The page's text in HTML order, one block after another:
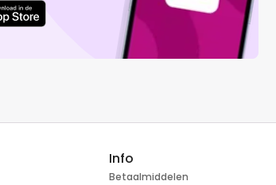
Info
Betaalmiddelen